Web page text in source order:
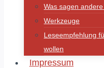
Was sagen
Werkzeuge
Leseempfehlung
wollen
Impressum